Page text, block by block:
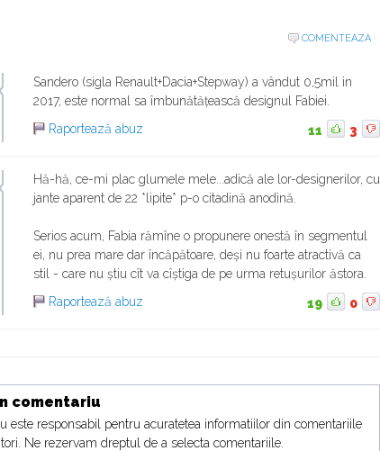
COMENTEAZA
Sandero (sigla Renault+Dacia+Stepway) a vândut 0,5mil in
2017, este normal sa îmbunătățească designul Fabiei.
Raportează abuz
11 3
Hă-hă, ce-mi plac glumele mele...adică ale lor-designerilor, cu
jante aparent de 22 *lipite* p-o citadină anodină.
Serios acum, Fabia rămîne o propunere onestă în segmentul
ei, nu prea mare dar încăpătoare, deși nu foarte atractivă ca
stil - care nu știu cît va cîștiga de pe urma retușurilor ăstora.
Raportează abuz
19 0
comentariu
este responsabil pentru acuratetea informatiilor din comentariile
Ne rezervam dreptul de a selecta comentariile.